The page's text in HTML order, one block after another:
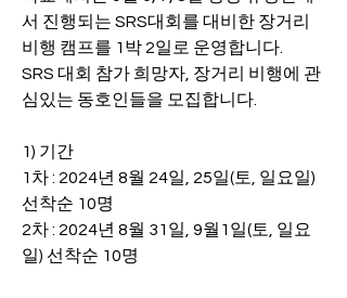
서 진행되는 SRS대회를 대비한 장거리
비행 캠프를 1박 2일로 운영합니다.
SRS 대회 참가 희망자, 장거리 비행에 관
심있는 동호인들을 모집합니다.
1) 기간
1차 : 2024년 8월 24일, 25일(토, 일요일)
선착순 10명
2차 : 2024년 8월 31일, 9월1일(토, 일요
일) 선착순 10명